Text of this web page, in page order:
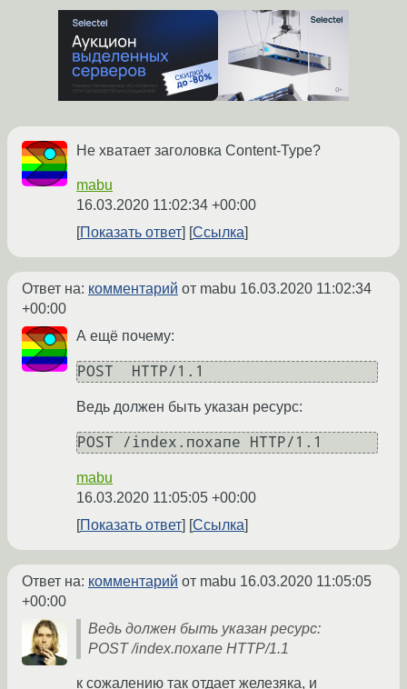
Не хватает заголовка Content-Type?
mabu
16.03.2020 11:02:34 +00:00
Показать ответ
Ссылка
Ответ на: комментарий от mabu 16.03.2020 11:02:34
+00:00
А ещё почему:
Ведь должен быть указан ресурс:
mabu
16.03.2020 11:05:05 +00:00
Показать ответ
Ссылка
Ответ на: комментарий от mabu 16.03.2020 11:05:05
+00:00
Ведь должен быть указан ресурс:
POST /index.похапе HTTP/1.1
к сожалению так отдает железяка, и